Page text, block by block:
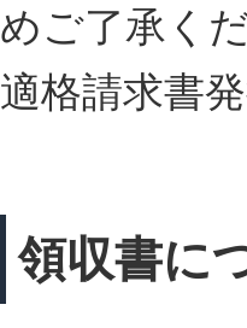
めご了承くだ
適格請求書
領収書に